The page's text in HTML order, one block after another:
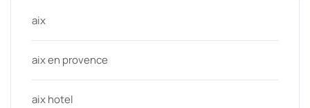
aix
aix en provence
aix hotel